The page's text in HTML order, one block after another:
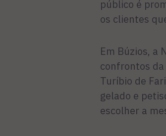
público é
os clientes
Em Búzios, a
confrontos da
Turíbio de
gelado e
escolher a